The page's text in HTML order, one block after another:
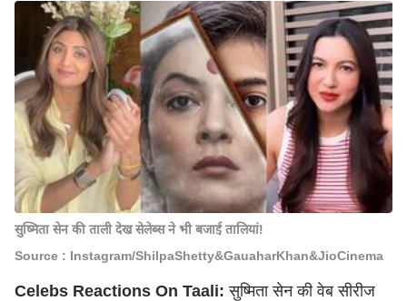
सुष्मिता सेन की ताली देख सेलेब्स ने भी बजाई तालियां!
Source : Instagram/ShilpaShetty&GauaharKhan&JioCinema
Celebs Reactions On Taali:सुष्मिता सेन की वेब सीरीज